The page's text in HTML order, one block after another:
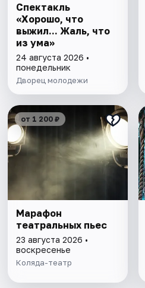
Спектакль
«Хорошо, что
выжил... Жаль, что
из ума»
24 августа 2026 •
понедельник
Дворец молодежи
от 1 200 ₽
Марафон
театральных пьес
23 августа 2026 •
воскресенье
Коляда-театр